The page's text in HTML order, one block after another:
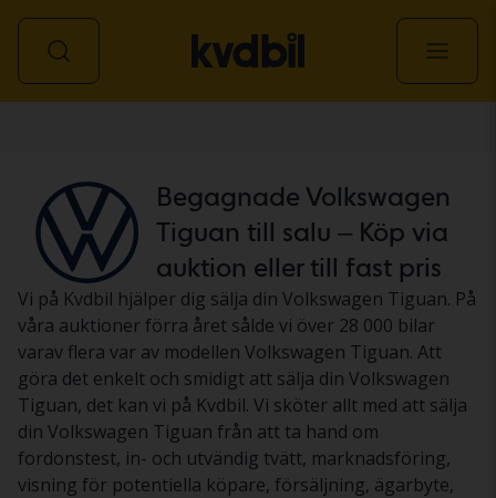
Begagnade Volkswagen
Tiguan till salu – Köp via
auktion eller till fast pris
Vi på Kvdbil hjälper dig sälja din Volkswagen Tiguan. På
våra auktioner förra året sålde vi över 28 000 bilar
varav flera var av modellen Volkswagen Tiguan. Att
göra det enkelt och smidigt att sälja din Volkswagen
Tiguan, det kan vi på Kvdbil. Vi sköter allt med att sälja
din Volkswagen Tiguan från att ta hand om
fordonstest, in- och utvändig tvätt, marknadsföring,
visning för potentiella köpare, försäljning, ägarbyte,